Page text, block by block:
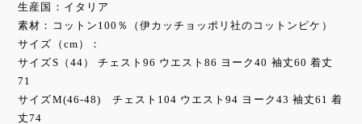
生産国：イタリア
素材：コットン100％（伊カッチョッポリ社のコットンピケ）
サイズ（cm）：
サイズS（44） チェスト96 ウエスト86 ヨーク40 袖丈60 着丈
71
サイズM(46-48) チェスト104 ウエスト94 ヨーク43 袖丈61 着
丈74